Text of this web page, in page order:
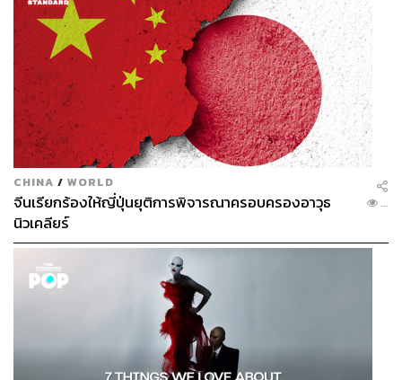
CHINA / WORLD
จีนเรียกร้องให้ญี่ปุ่นยุติการพิจารณาครอบครองอาวุธ
นิวเคลียร์
...